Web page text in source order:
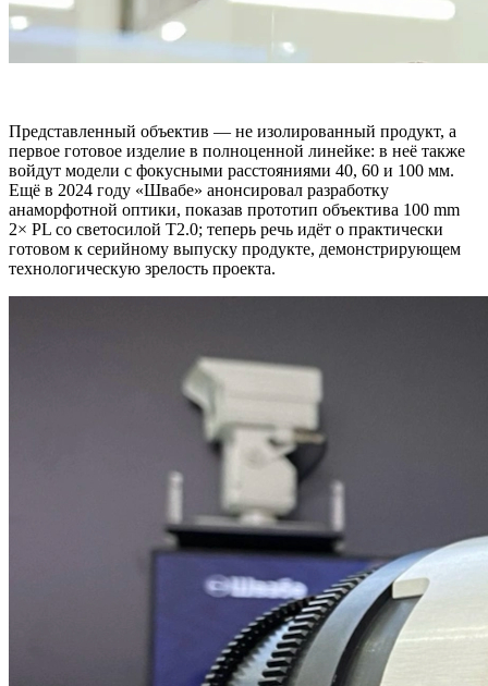
Представленный объектив — не изолированный продукт, а
первое готовое изделие в полноценной линейке: в неё также
войдут модели с фокусными расстояниями 40, 60 и 100 мм.
Ещё в 2024 году «Швабе» анонсировал разработку
анаморфотной оптики, показав прототип объектива 100 mm
2× PL со светосилой T2.0; теперь речь идёт о практически
готовом к серийному выпуску продукте, демонстрирующем
технологическую зрелость проекта.